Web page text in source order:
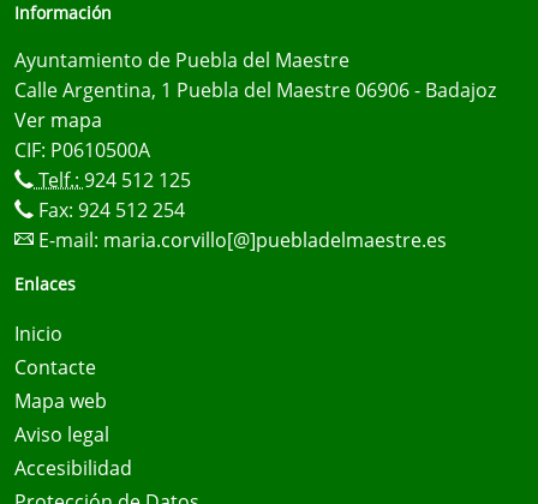
Información
Ayuntamiento de Puebla del Maestre
Calle Argentina, 1 Puebla del Maestre 06906 - Badajoz
Ver mapa
CIF: P0610500A
Telf.: 924 512 125
Fax: 924 512 254
E-mail: maria.corvillo[@]puebladelmaestre.es
Enlaces
Inicio
Contacte
Mapa web
Aviso legal
Accesibilidad